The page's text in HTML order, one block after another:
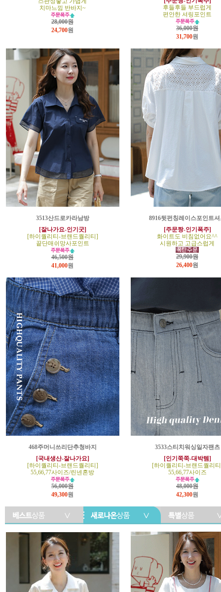
치마느낌 반바지~
28,000원
24,700원
후들후들 부드럽게
편안한 셔링포인트
36,000원
31,700원
3513산드로카라남방
[잘나가요-인기굿]
[하이퀄리티-브랜드퀄리티]
끝단매쉬망사포인트
46,500원
41,000원
8916뒷펀칭레이스포인트셔
[주문짱-인기폭주]
화이트도 비침없어요^^
시원하고 고급스럽게
29,900원
26,400원
468주머니쓰리단추청바지
[국내생산-잘나가요]
[하이퀄리티-브랜드퀄리티]
55,66,77사이즈/린넨혼방
56,000원
49,300원
3533스티치워싱일자팬츠
[인기쭉쭉-대박템]
[하이퀄리티-브랜드퀄리
55,66,77사이즈
48,000원
42,300원